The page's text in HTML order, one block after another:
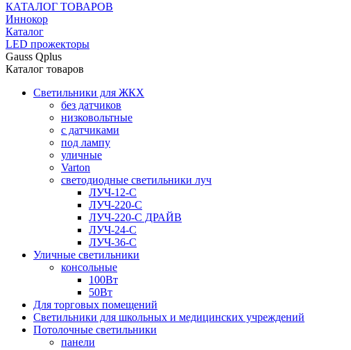
КАТАЛОГ ТОВАРОВ
Иннокор
Каталог
LED прожекторы
Gauss Qplus
Каталог товаров
Светильники для ЖКХ
без датчиков
низковольтные
с датчиками
под лампу
уличные
Varton
светодиодные светильники луч
ЛУЧ-12-С
ЛУЧ-220-С
ЛУЧ-220-С ДРАЙВ
ЛУЧ-24-С
ЛУЧ-36-С
Уличные светильники
консольные
100Вт
50Вт
Для торговых помещений
Светильники для школьных и медицинских учреждений
Потолочные светильники
панели